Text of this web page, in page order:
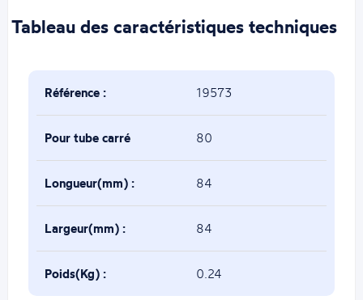
Tableau des caractéristiques techniques
Référence : 19573
Pour tube carré
de(mm) :
80
Longueur(mm) : 84
Largeur(mm) : 84
Poids(Kg) : 0.24